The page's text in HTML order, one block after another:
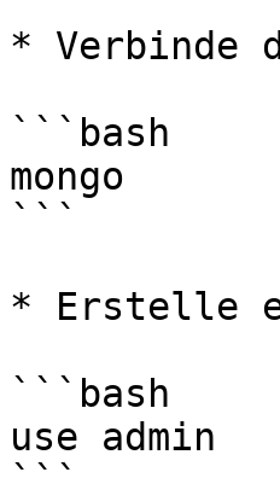
* Verbinde
```bash
mongo
```
* Erstelle
```bash
use admin